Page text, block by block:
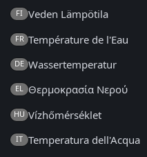
FI Veden Lämpötila
FR Température de l'Eau
DE Wassertemperatur
EL Θερμοκρασία Νερού
HU Vízhőmérséklet
IT Temperatura dell'Acqua